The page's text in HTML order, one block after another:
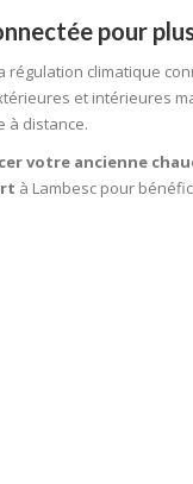
pour
régulation climatique
et intérieures
à distance.
votre ancienne
à Lambesc pour